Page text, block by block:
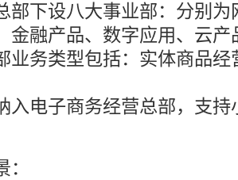
部下设八大事业部：分别
金融产品、数字应用、云产
业务类型包括：实体商品
入电子商务经营总部，支